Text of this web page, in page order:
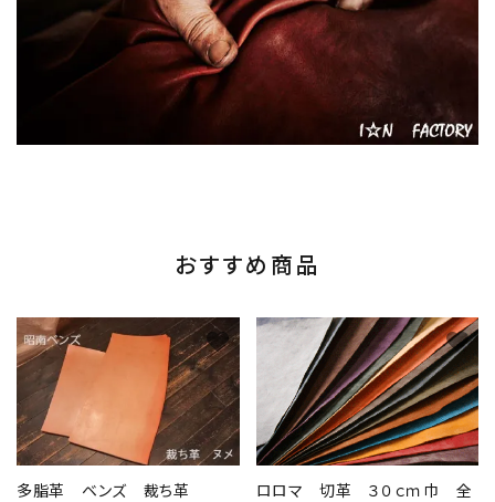
おすすめ商品
多脂革 ベンズ 裁ち革
favorite
ロロマ 切革 ３０ｃｍ巾 全
favorite